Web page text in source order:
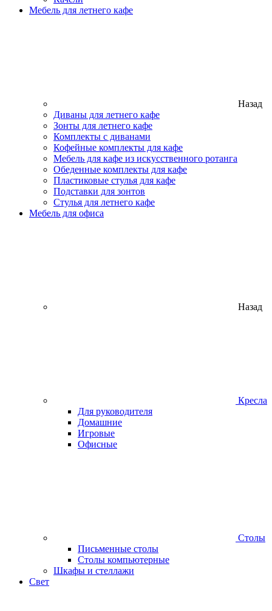
Мебель для летнего кафе
Назад
Диваны для летнего кафе
Зонты для летнего кафе
Комплекты с диванами
Кофейные комплекты для кафе
Мебель для кафе из искусственного ротанга
Обеденные комплекты для кафе
Пластиковые стулья для кафе
Подставки для зонтов
Стулья для летнего кафе
Мебель для офиса
Назад
Кресла
Для руководителя
Домашние
Игровые
Офисные
Столы
Письменные столы
Столы компьютерные
Шкафы и стеллажи
Свет